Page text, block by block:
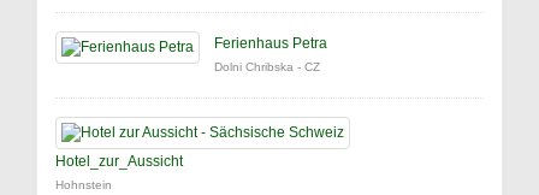
Ferienhaus Petra
Dolni Chribska - CZ
Hotel_zur_Aussicht
Hohnstein